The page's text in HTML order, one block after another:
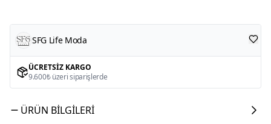
SFG Life Moda
ÜCRETSIZ KARGO
9.600₺ üzeri siparişlerde
ÜRÜN BILGILERI